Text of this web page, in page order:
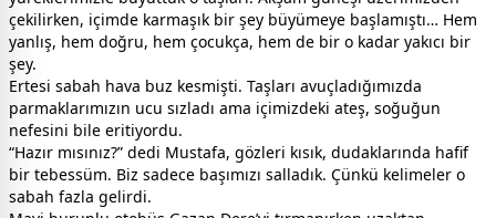
çekilirken, içimde karmaşık bir şey büyümeye başlamıştı… Hem
yanlış, hem doğru, hem çocukça, hem de bir o kadar yakıcı bir
şey.
Ertesi sabah hava buz kesmişti. Taşları avuçladığımızda
parmaklarımızın ucu sızladı ama içimizdeki ateş, soğuğun
nefesini bile eritiyordu.
“Hazır mısınız?” dedi Mustafa, gözleri kısık, dudaklarında hafif
bir tebessüm. Biz sadece başımızı salladık. Çünkü kelimeler o
sabah fazla gelirdi.